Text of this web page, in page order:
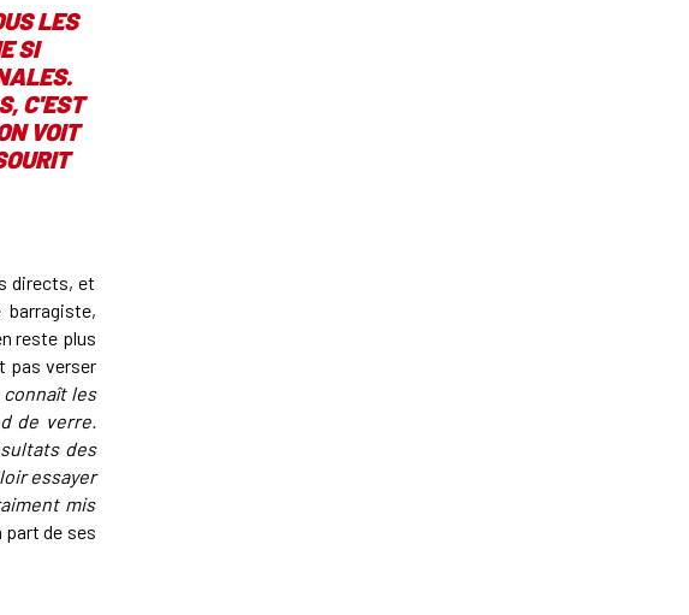
LES
SI
C'EST
VOIT
directs, et
barragiste,
reste plus
pas verser
connaît les
de verre.
des
essayer
mis
part de ses